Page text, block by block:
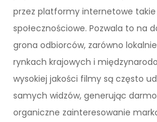
przez platformy internetowe
społecznościowe. Pozwala to na
grona odbiorców, zarówno
rynkach krajowych i
wysokiej jakości filmy są często
samych widzów, generując
organiczne zainteresowanie